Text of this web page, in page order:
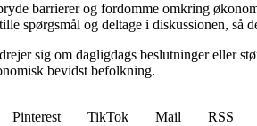
barrierer og fordomme omkring
spørgsmål og deltage i diskussionen, så
sig om dagligdags beslutninger eller
bevidst befolkning.
Pinterest TikTok Mail
RSS